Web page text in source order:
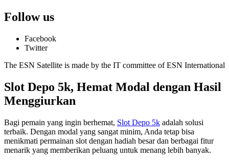
Follow us
Facebook
Twitter
The ESN Satellite is made by the IT committee of ESN International
Slot Depo 5k, Hemat Modal dengan Hasil
Menggiurkan
Bagi pemain yang ingin berhemat, Slot Depo 5k adalah solusi
terbaik. Dengan modal yang sangat minim, Anda tetap bisa
menikmati permainan slot dengan hadiah besar dan berbagai fitur
menarik yang memberikan peluang untuk menang lebih banyak.